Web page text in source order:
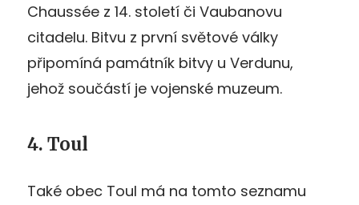
Chaussée z 14. století či Vaubanovu
citadelu. Bitvu z první světové války
připomíná památník bitvy u Verdunu,
jehož součástí je vojenské muzeum.
4. Toul
Také obec Toul má na tomto seznamu